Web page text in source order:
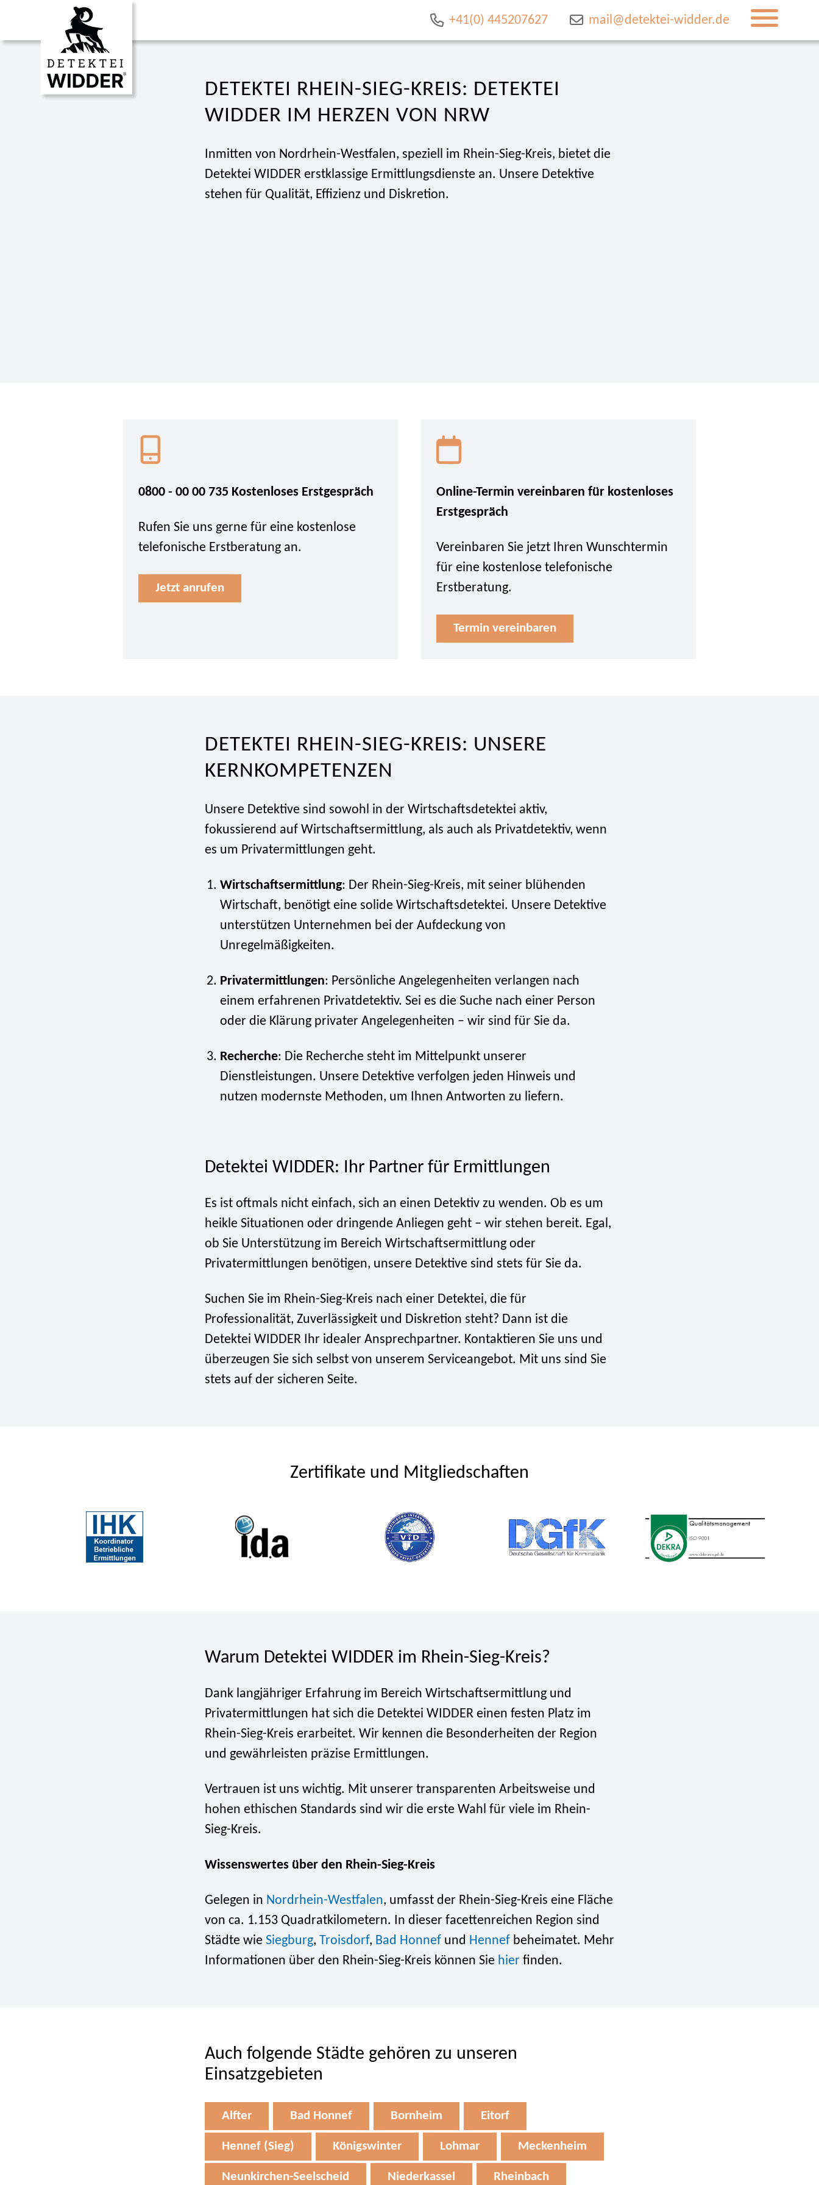
+41(0) 445207627 mail@detektei-widder.de
DETEKTEI RHEIN-SIEG-KREIS: DETEKTEI
WIDDER IM HERZEN VON NRW
Inmitten von Nordrhein-Westfalen, speziell im Rhein-Sieg-Kreis, bietet die
Detektei WIDDER erstklassige Ermittlungsdienste an. Unsere Detektive
stehen für Qualität, Effizienz und Diskretion.
0800 - 00 00 735 Kostenloses Erstgespräch
Rufen Sie uns gerne für eine kostenlose
telefonische Erstberatung an.
Jetzt anrufen
Online-Termin vereinbaren für kostenloses
Erstgespräch
Vereinbaren Sie jetzt Ihren Wunschtermin
für eine kostenlose telefonische
Erstberatung.
Termin vereinbaren
DETEKTEI RHEIN-SIEG-KREIS: UNSERE
KERNKOMPETENZEN
Unsere Detektive sind sowohl in der Wirtschaftsdetektei aktiv,
fokussierend auf Wirtschaftsermittlung, als auch als Privatdetektiv, wenn
es um Privatermittlungen geht.
Wirtschaftsermittlung: Der Rhein-Sieg-Kreis, mit seiner blühenden
Wirtschaft, benötigt eine solide Wirtschaftsdetektei. Unsere Detektive
unterstützen Unternehmen bei der Aufdeckung von
Unregelmäßigkeiten.
Privatermittlungen: Persönliche Angelegenheiten verlangen nach
einem erfahrenen Privatdetektiv. Sei es die Suche nach einer Person
oder die Klärung privater Angelegenheiten – wir sind für Sie da.
Recherche: Die Recherche steht im Mittelpunkt unserer
Dienstleistungen. Unsere Detektive verfolgen jeden Hinweis und
nutzen modernste Methoden, um Ihnen Antworten zu liefern.
Detektei WIDDER: Ihr Partner für Ermittlungen
Es ist oftmals nicht einfach, sich an einen Detektiv zu wenden. Ob es um
heikle Situationen oder dringende Anliegen geht – wir stehen bereit. Egal,
ob Sie Unterstützung im Bereich Wirtschaftsermittlung oder
Privatermittlungen benötigen, unsere Detektive sind stets für Sie da.
Suchen Sie im Rhein-Sieg-Kreis nach einer Detektei, die für
Professionalität, Zuverlässigkeit und Diskretion steht? Dann ist die
Detektei WIDDER Ihr idealer Ansprechpartner. Kontaktieren Sie uns und
überzeugen Sie sich selbst von unserem Serviceangebot. Mit uns sind Sie
stets auf der sicheren Seite.
Zertifikate und Mitgliedschaften
Warum Detektei WIDDER im Rhein-Sieg-Kreis?
Dank langjähriger Erfahrung im Bereich Wirtschaftsermittlung und
Privatermittlungen hat sich die Detektei WIDDER einen festen Platz im
Rhein-Sieg-Kreis erarbeitet. Wir kennen die Besonderheiten der Region
und gewährleisten präzise Ermittlungen.
Vertrauen ist uns wichtig. Mit unserer transparenten Arbeitsweise und
hohen ethischen Standards sind wir die erste Wahl für viele im Rhein-
Sieg-Kreis.
Wissenswertes über den Rhein-Sieg-Kreis
Gelegen in Nordrhein-Westfalen, umfasst der Rhein-Sieg-Kreis eine Fläche
von ca. 1.153 Quadratkilometern. In dieser facettenreichen Region sind
Städte wie Siegburg, Troisdorf, Bad Honnef und Hennef beheimatet. Mehr
Informationen über den Rhein-Sieg-Kreis können Sie hier finden.
Auch folgende Städte gehören zu unseren
Einsatzgebieten
Alfter Bad Honnef Bornheim Eitorf
Hennef (Sieg) Königswinter Lohmar Meckenheim
Neunkirchen-Seelscheid Niederkassel Rheinbach